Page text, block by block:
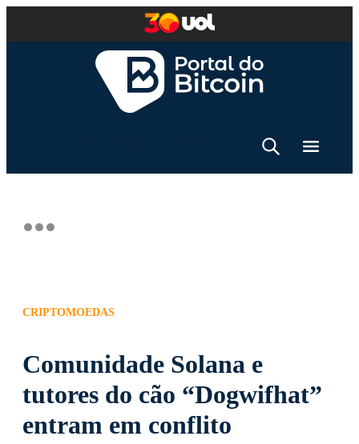
CRIPTOMOEDAS
Comunidade Solana e
tutores do cão “Dogwifhat”
entram em conflito